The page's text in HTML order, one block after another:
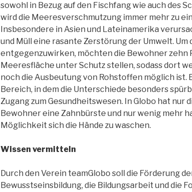
sowohl in Bezug auf den Fischfang wie auch des
wird die Meeresverschmutzung immer mehr zu
Insbesondere in Asien und Lateinamerika
und Müll eine rasante Zerstörung der Umwelt. Um
entgegenzuwirken, möchten die Bewohner zehn
Meeresfläche unter Schutz stellen, sodass dort
noch die Ausbeutung von Rohstoffen möglich ist.
Bereich, in dem die Unterschiede besonders
Zugang zum Gesundheitswesen. In Globo hat nur
Bewohner eine Zahnbürste und nur wenig mehr
Möglichkeit sich die Hände zu waschen.
Wissen vermitteln
Durch den Verein teamGlobo soll die Förderung
Bewusstseinsbildung, die Bildungsarbeit und die